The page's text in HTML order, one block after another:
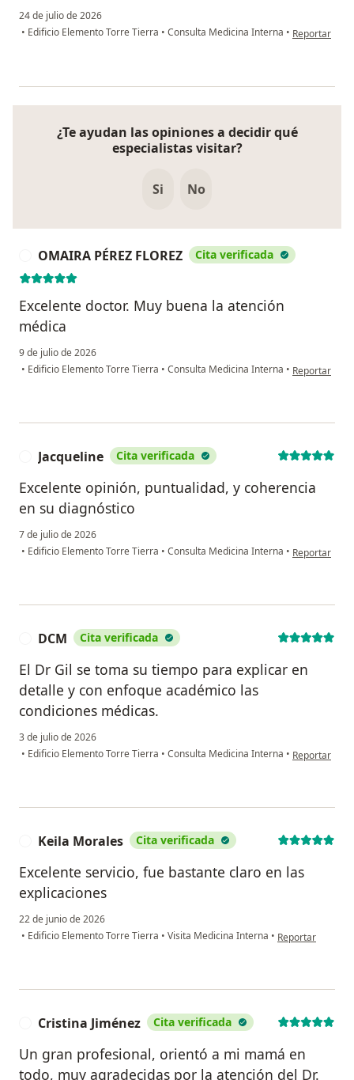
24 de julio de 2026
• Edificio Elemento Torre Tierra • Consulta Medicina Interna • en opinión
Reportar
¿Te ayudan las opiniones a decidir qué
especialistas visitar?
Si No
OMAIRA PÉREZ FLOREZ Cita verificada
Excelente doctor. Muy buena la atención
médica
9 de julio de 2026
• Edificio Elemento Torre Tierra • Consulta Medicina Interna • en opinión del
Reportar
Jacqueline Cita verificada
Excelente opinión, puntualidad, y coherencia
en su diagnóstico
7 de julio de 2026
• Edificio Elemento Torre Tierra • Consulta Medicina Interna • en opinión
Reportar
DCM Cita verificada
El Dr Gil se toma su tiempo para explicar en
detalle y con enfoque académico las
condiciones médicas.
3 de julio de 2026
• Edificio Elemento Torre Tierra • Consulta Medicina Interna • en opinión
Reportar
Keila Morales Cita verificada
Excelente servicio, fue bastante claro en las
explicaciones
22 de junio de 2026
• Edificio Elemento Torre Tierra • Visita Medicina Interna • en opinión del
Reportar
Cristina Jiménez Cita verificada
Un gran profesional, orientó a mi mamá en
todo, muy agradecidas por la atención del Dr.